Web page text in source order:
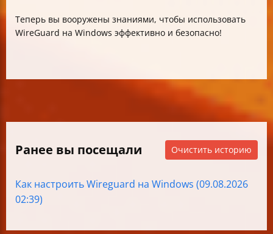
Теперь вы вооружены знаниями, чтобы использовать
WireGuard на Windows эффективно и безопасно!
Ранее вы посещали Очистить историю
Как настроить Wireguard на Windows (09.08.2026
02:39)